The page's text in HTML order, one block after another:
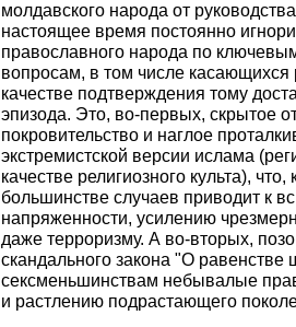
молдавского народа от
настоящее время постоянно
православного народа по
вопросам, в том числе
качестве подтверждения тому
эпизода. Это, во-первых, скрытое
покровительство и наглое
экстремистской версии ислама
качестве религиозного культа),
большинстве случаев приводит к
напряженности, усилению
даже терроризму. А во-вторых,
скандального закона "О
сексменьшинствам небывалые
и растлению подрастающего